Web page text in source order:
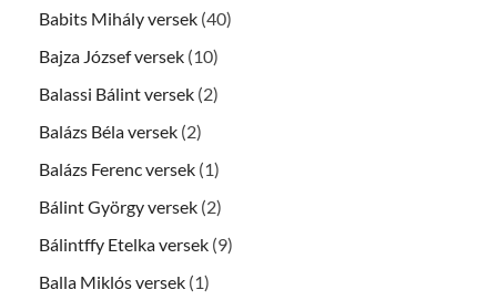
Babits Mihály versek (40)
Bajza József versek (10)
Balassi Bálint versek (2)
Balázs Béla versek (2)
Balázs Ferenc versek (1)
Bálint György versek (2)
Bálintffy Etelka versek (9)
Balla Miklós versek (1)